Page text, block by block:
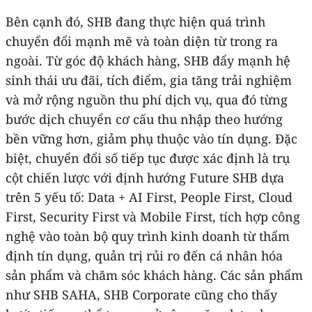
Bên cạnh đó, SHB đang thực hiện quá trình
chuyển đổi mạnh mẽ và toàn diện từ trong ra
ngoài. Từ góc độ khách hàng, SHB đẩy mạnh hệ
sinh thái ưu đãi, tích điểm, gia tăng trải nghiệm
và mở rộng nguồn thu phí dịch vụ, qua đó từng
bước dịch chuyển cơ cấu thu nhập theo hướng
bền vững hơn, giảm phụ thuộc vào tín dụng. Đặc
biệt, chuyển đổi số tiếp tục được xác định là trụ
cột chiến lược với định hướng Future SHB dựa
trên 5 yếu tố: Data + AI First, People First, Cloud
First, Security First và Mobile First, tích hợp công
nghệ vào toàn bộ quy trình kinh doanh từ thẩm
định tín dụng, quản trị rủi ro đến cá nhân hóa
sản phẩm và chăm sóc khách hàng. Các sản phẩm
như SHB SAHA, SHB Corporate cũng cho thấy